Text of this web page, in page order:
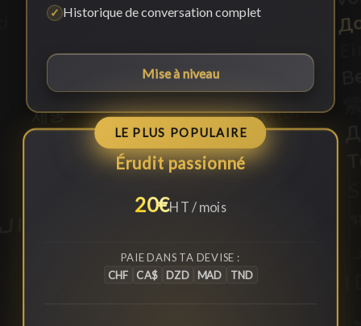
✓ Historique de conversation complet
Mise à niveau
LE PLUS POPULAIRE
Érudit passionné
20€HT / mois
PAIE DANS TA DEVISE :
CHF CA$ DZD MAD TND